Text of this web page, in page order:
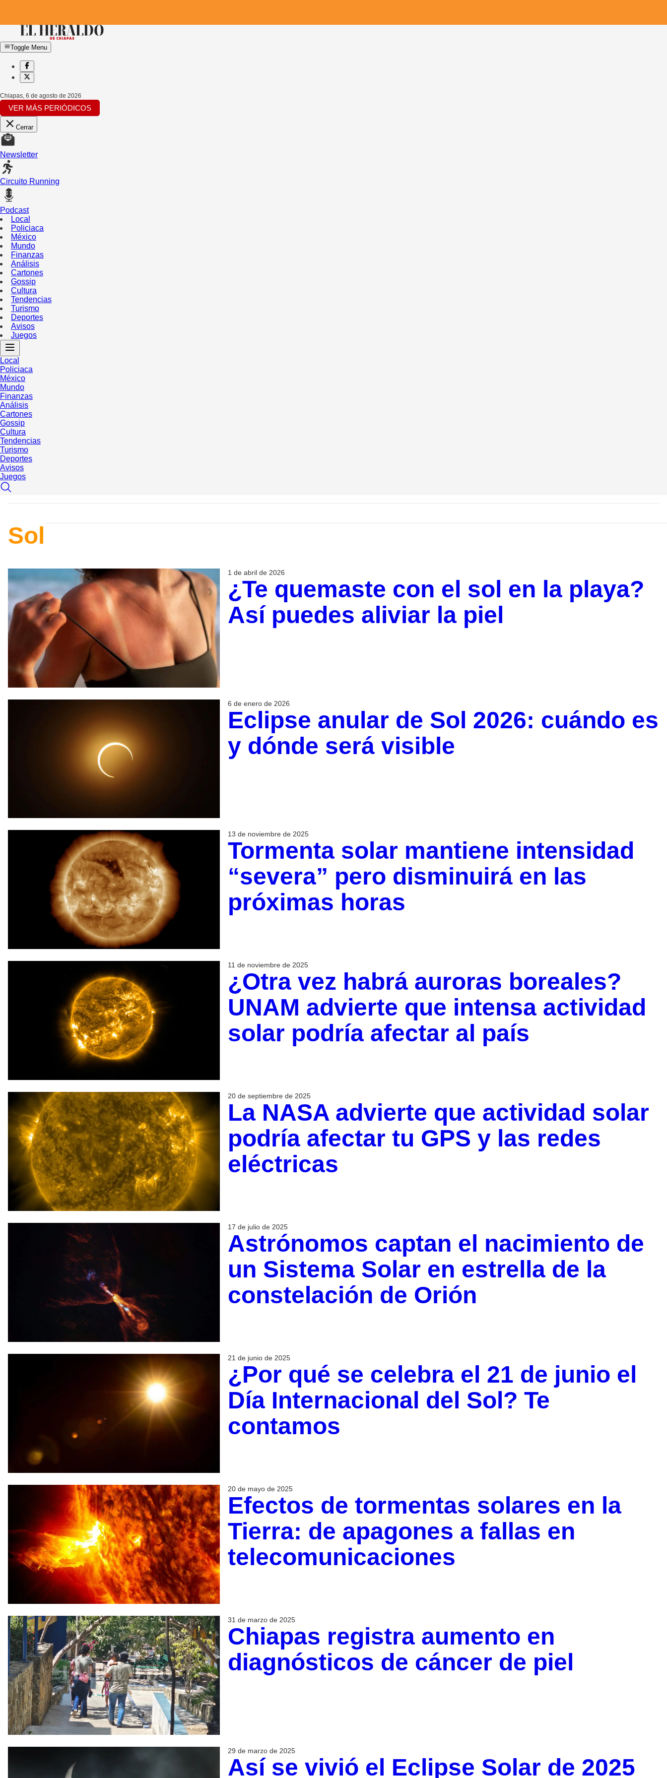
Toggle Menu
Chiapas, 6 de agosto de 2026
VER MÁS PERIÓDICOS
Cerrar
Newsletter
Circuito Running
Podcast
Local
Policiaca
México
Mundo
Finanzas
Análisis
Cartones
Gossip
Cultura
Tendencias
Turismo
Deportes
Avisos
Juegos
Local
Policiaca
México
Mundo
Finanzas
Análisis
Cartones
Gossip
Cultura
Tendencias
Turismo
Deportes
Avisos
Juegos
Sol
1 de abril de 2026
¿Te quemaste con el sol en la playa?
Así puedes aliviar la piel
6 de enero de 2026
Eclipse anular de Sol 2026: cuándo es
y dónde será visible
13 de noviembre de 2025
Tormenta solar mantiene intensidad
“severa” pero disminuirá en las
próximas horas
11 de noviembre de 2025
¿Otra vez habrá auroras boreales?
UNAM advierte que intensa actividad
solar podría afectar al país
20 de septiembre de 2025
La NASA advierte que actividad solar
podría afectar tu GPS y las redes
eléctricas
17 de julio de 2025
Astrónomos captan el nacimiento de
un Sistema Solar en estrella de la
constelación de Orión
21 de junio de 2025
¿Por qué se celebra el 21 de junio el
Día Internacional del Sol? Te
contamos
20 de mayo de 2025
Efectos de tormentas solares en la
Tierra: de apagones a fallas en
telecomunicaciones
31 de marzo de 2025
Chiapas registra aumento en
diagnósticos de cáncer de piel
29 de marzo de 2025
Así se vivió el Eclipse Solar de 2025